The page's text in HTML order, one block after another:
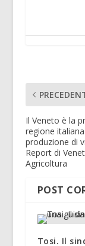
Il Veneto è la
regione
produzione di
Report di
Agricoltura
POST
Tosi. Il